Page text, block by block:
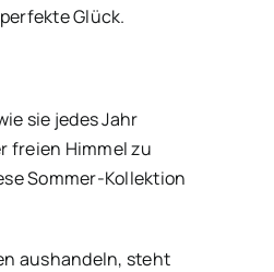
Glück.
sie jedes Jahr
freien Himmel zu
Sommer-Kollektion
aushandeln, steht